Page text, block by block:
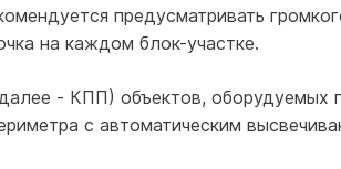
предусматривать
на каждом блок-участке.
- КПП) объектов, оборудуемых
с автоматическим